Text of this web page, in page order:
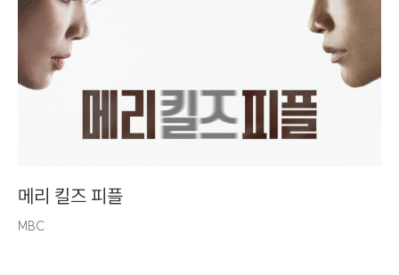
메리 킬즈 피플
MBC